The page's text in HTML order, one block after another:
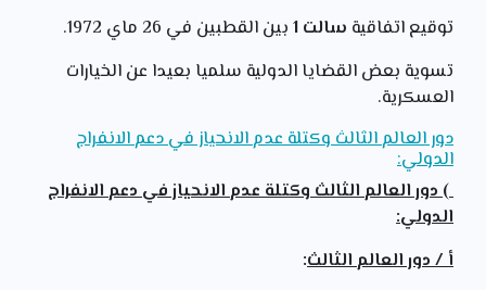
توقيع اتفاقية سالت 1 بين القطبين في 26 ماي 1972.
تسوية بعض القضايا الدولية سلميا بعيدا عن الخيارات
العسكرية.
دور العالم الثالث وكتلة عدم الانحياز في دعم الانفراج
الدولي:
) دور العالم الثالث وكتلة عدم الانحياز في دعم الانفراج
الدولي:
أ / دور العالم الثالث: